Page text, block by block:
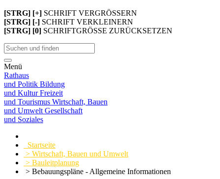
[STRG] [+] SCHRIFT VERGRÖSSERN
[STRG] [-] SCHRIFT VERKLEINERN
[STRG] [0] SCHRIFTGRÖSSE ZURÜCKSETZEN
Menü
Rathaus
und Politik Bildung
und KulturFreizeit
und Tourismus Wirtschaft, Bauen
und Umwelt Gesellschaft
und Soziales
Startseite
> Wirtschaft, Bauen und Umwelt
> Bauleitplanung
> Bebauungspläne - Allgemeine Informationen